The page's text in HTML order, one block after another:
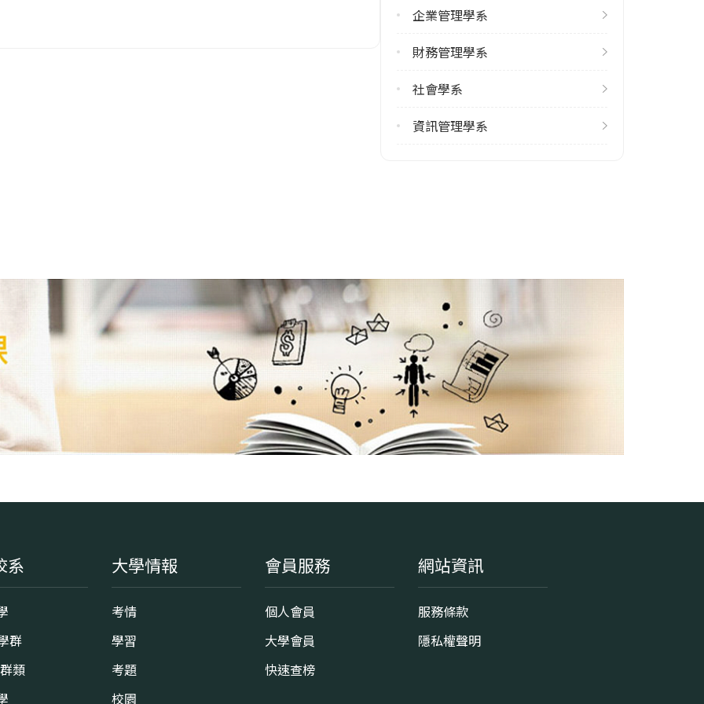
1
雙聯學制人數
2
113學年度下學期
企業管理學系
財務管理學系
社會學系
資訊管理學系
系
群
類
大學情報
考情
學習
考題
校園
會員服務
個人會員
大學會員
快速查榜
網站資訊
服務條款
隱私權聲明